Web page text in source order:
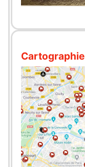
Cartographie